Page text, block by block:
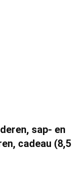
sap- en
cadeau (8,5